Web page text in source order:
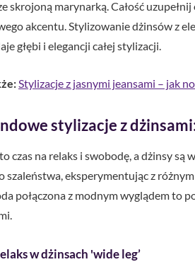
skrojoną marynarką. Całość
akcentu. Stylizowanie dżinsów z
głębi i elegancji całej stylizacji.
Stylizacje z jasnymi jeansami – jak
stylizacje z
czas na relaks i swobodę, a dżinsy
szaleństwa, eksperymentując z
połączona z modnym wyglądem to
w dżinsach 'wide leg’